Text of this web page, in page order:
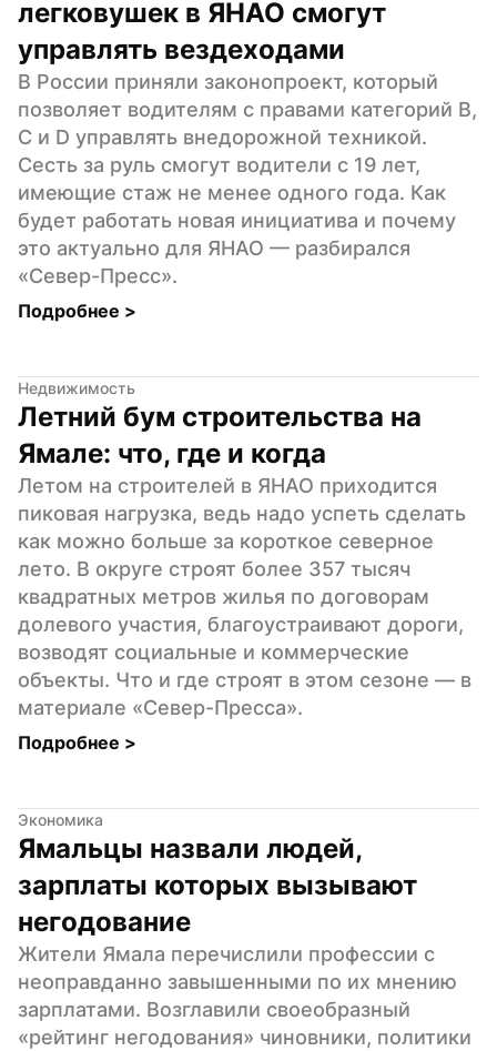
легковушек в ЯНАО смогут
управлять вездеходами
В России приняли законопроект, который
позволяет водителям с правами категорий B,
C и D управлять внедорожной техникой.
Сесть за руль смогут водители с 19 лет,
имеющие стаж не менее одного года. Как
будет работать новая инициатива и почему
это актуально для ЯНАО — разбирался
«Север-Пресс».
Подробнее >
Недвижимость
Летний бум строительства на
Ямале: что, где и когда
Летом на строителей в ЯНАО приходится
пиковая нагрузка, ведь надо успеть сделать
как можно больше за короткое северное
лето. В округе строят более 357 тысяч
квадратных метров жилья по договорам
долевого участия, благоустраивают дороги,
возводят социальные и коммерческие
объекты. Что и где строят в этом сезоне — в
материале «Север-Пресса».
Подробнее >
Экономика
Ямальцы назвали людей,
зарплаты которых вызывают
негодование
Жители Ямала перечислили профессии с
неоправданно завышенными по их мнению
зарплатами. Возглавили своеобразный
«рейтинг негодования» чиновники, политики